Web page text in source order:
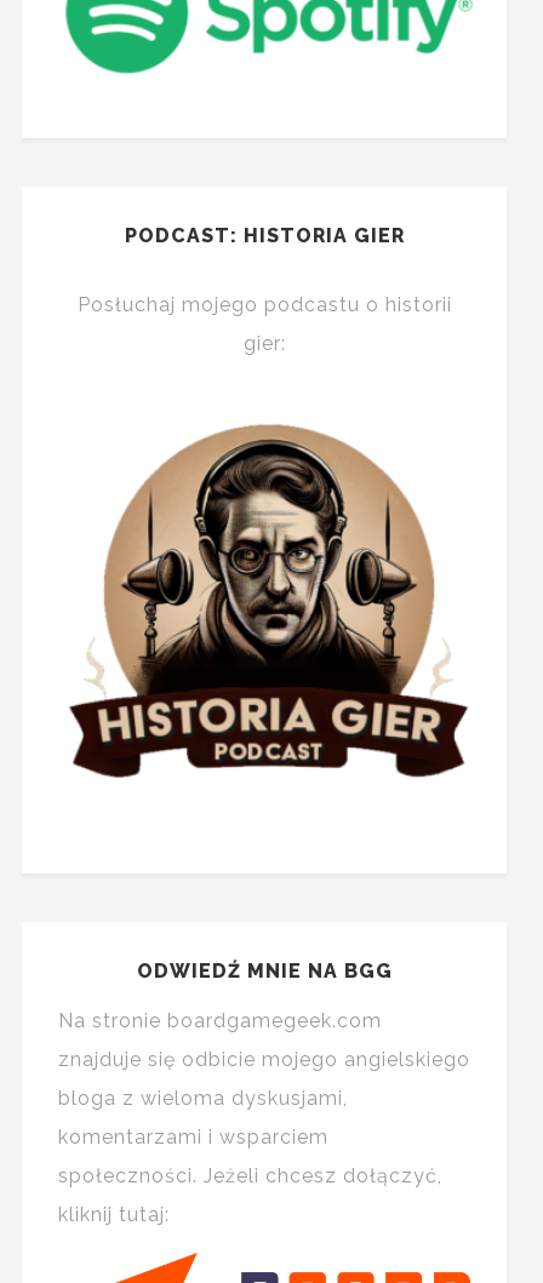
PODCAST: HISTORIA GIER
Posłuchaj mojego podcastu o historii
gier:
ODWIEDŹ MNIE NA BGG
Na stronie boardgamegeek.com
znajduje się odbicie mojego angielskiego
bloga z wieloma dyskusjami,
komentarzami i wsparciem
społeczności. Jeżeli chcesz dołączyć,
kliknij tutaj: